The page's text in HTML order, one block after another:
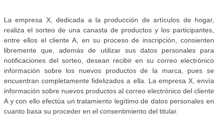
La empresa X, dedicada a la producción de artículos de hogar,
realiza el sorteo de una canasta de productos y los participantes,
entre ellos el cliente A, en su proceso de inscripción, consienten
libremente que, además de utilizar sus datos personales para
notificaciones del sorteo, desean recibir en su correo electrónico
información sobre los nuevos productos de la marca, pues se
encuentran completamente fidelizados a ella. La empresa X, envía
información sobre nuevos productos al correo electrónico del cliente
A y con ello efectúa un tratamiento legítimo de datos personales en
cuanto basa su proceder en el consentimiento del titular.